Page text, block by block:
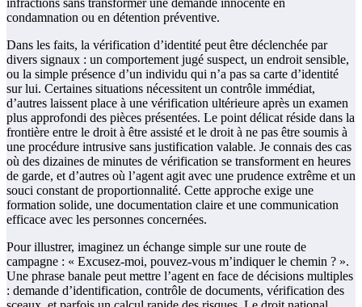
infractions sans transformer une demande innocente en
condamnation ou en détention préventive.
Dans les faits, la vérification d’identité peut être déclenchée par
divers signaux : un comportement jugé suspect, un endroit sensible,
ou la simple présence d’un individu qui n’a pas sa carte d’identité
sur lui. Certaines situations nécessitent un contrôle immédiat,
d’autres laissent place à une vérification ultérieure après un examen
plus approfondi des pièces présentées. Le point délicat réside dans la
frontière entre le droit à être assisté et le droit à ne pas être soumis à
une procédure intrusive sans justification valable. Je connais des cas
où des dizaines de minutes de vérification se transforment en heures
de garde, et d’autres où l’agent agit avec une prudence extrême et un
souci constant de proportionnalité. Cette approche exige une
formation solide, une documentation claire et une communication
efficace avec les personnes concernées.
Pour illustrer, imaginez un échange simple sur une route de
campagne : « Excusez‑moi, pouvez‑vous m’indiquer le chemin ? ».
Une phrase banale peut mettre l’agent en face de décisions multiples
: demande d’identification, contrôle de documents, vérification des